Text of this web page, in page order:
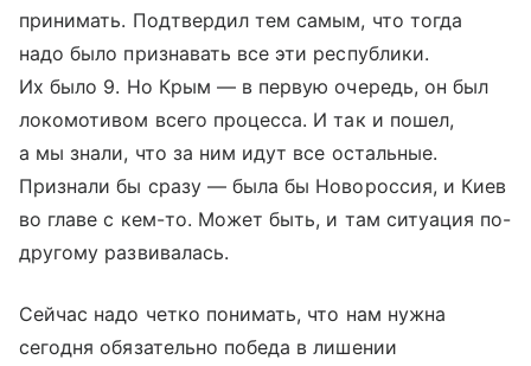
принимать. Подтвердил тем самым, что тогда
надо было признавать все эти республики.
Их было 9. Но Крым — в первую очередь, он был
локомотивом всего процесса. И так и пошел,
а мы знали, что за ним идут все остальные.
Признали бы сразу — была бы Новороссия, и Киев
во главе с кем-то. Может быть, и там ситуация по-
другому развивалась.
Сейчас надо четко понимать, что нам нужна
сегодня обязательно победа в лишении